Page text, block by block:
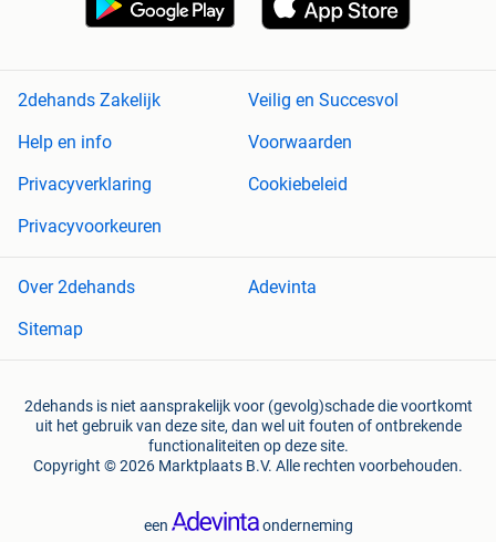
2dehands Zakelijk
Veilig en Succesvol
Help en info
Voorwaarden
Privacyverklaring
Cookiebeleid
Privacyvoorkeuren
Over 2dehands
Adevinta
Sitemap
2dehands is niet aansprakelijk voor (gevolg)schade die voortkomt
uit het gebruik van deze site, dan wel uit fouten of ontbrekende
functionaliteiten op deze site.
Copyright © 2026 Marktplaats B.V. Alle rechten voorbehouden.
een onderneming